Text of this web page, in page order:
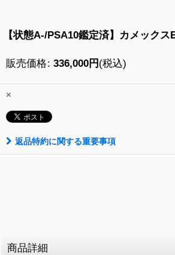
【状態A-/PSA10鑑定済】カメック
販売価格: 336,000円 (税込)
×
返品特約に関する重要事項
商品詳細